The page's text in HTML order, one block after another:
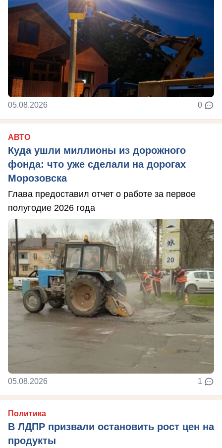
05.08.2026 0
АВТО
Куда ушли миллионы из дорожного
фонда: что уже сделали на дорогах
Морозовска
Глава предоставил отчет о работе за первое
полугодие 2026 года
05.08.2026 1
Политика
В ЛДПР призвали остановить рост цен на
продукты